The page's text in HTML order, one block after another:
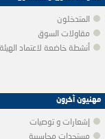
المتدخلون
مقاولات السوق
أنشطة خاضعة لاعتماد الهيئة
مهنيون آخرون
إشعارات و توصيات
مستجدات محاسبية